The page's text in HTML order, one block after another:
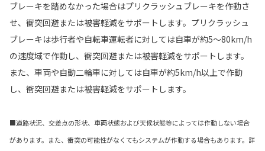
ブレーキを踏めなかった場合はプリクラッシュブレーキを作動さ
せ、衝突回避または被害軽減をサポートします。プリクラッシュ
ブレーキは歩行者や自転車運転者に対しては自車が約5〜80km/h
の速度域で作動し、衝突回避または被害軽減をサポートします。
また、車両や自動二輪車に対しては自車が約5km/h以上で作動
し、衝突回避または被害軽減をサポートします。
■道路状況、交差点の形状、車両状態および天候状態等によっては作動しない場合
があります。また、衝突の可能性がなくてもシステムが作動する場合もあります。詳